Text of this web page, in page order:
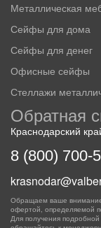
Металлическая
Сейфы для дома
Сейфы для денег
Офисные сейфы
Стеллажи
Обратная
Краснодарский
8 (800) 700-
Обращаем ваше внимание
офертой, определяемой
Для получения